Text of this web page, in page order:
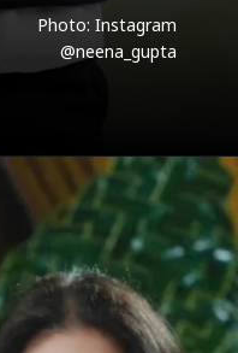
Photo: Instagram
@neena_gupta